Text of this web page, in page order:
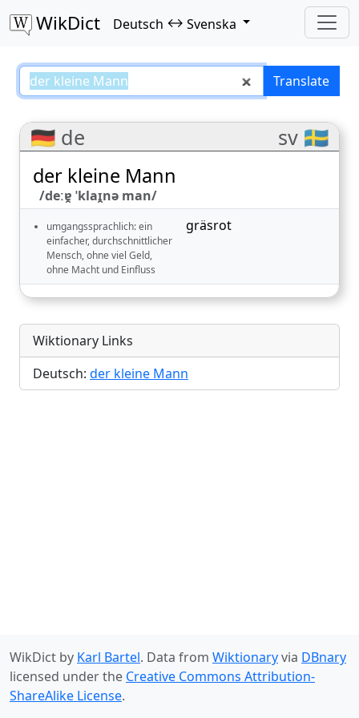
WikDict Deutsch ↔ Svenska
der kleine Mann – Translate
🇩🇪 de sv 🇸🇪
der kleine Mann
/deːɐ̯ ˈklaɪ̯nə man/
umgangssprachlich: ein
einfacher, durchschnittlicher
Mensch, ohne viel Geld,
ohne Macht und Einfluss
gräsrot
Wiktionary Links
Deutsch: der kleine Mann
WikDict by Karl Bartel. Data from Wiktionaryvia DBnary
licensed under the Creative Commons Attribution-
ShareAlike License.